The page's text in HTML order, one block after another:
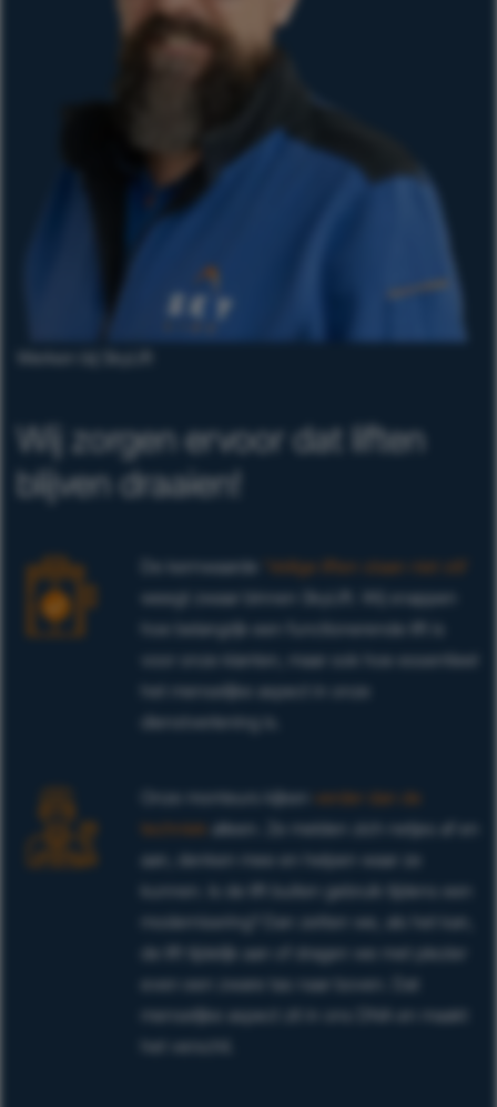
Wij zorgen ervoor dat liften
blijven draaien!
De kernwaarde
‘Veilige liften staan niet stil’
weegt zwaar binnen SkyLift. Wij snappen
hoe belangrijk een functionerende lift is
voor onze klanten, maar ook hoe essentieel
het menselijke aspect in onze
dienstverlening is.
verder dan de
alleen. Ze melden zich netjes af en
aan, denken mee en helpen waar ze
kunnen. Is de lift buiten gebruik tijdens een
modernisering? Dan zetten we, als het kan,
de lift tijdelijk aan of dragen we met plezier
even een zware tas naar boven. Dat
menselijke aspect zit in ons DNA en maakt